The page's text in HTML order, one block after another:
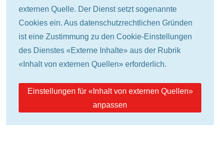
externen Quelle. Der Dienst setzt sogenannte
Cookies ein. Aus datenschutzrechtlichen Gründen
ist eine Zustimmung zu den Cookie-Einstellungen
des Dienstes «Externe Inhalte» aus der Rubrik
«Inhalt von externen Quellen» erforderlich.
Einstellungen für «Inhalt von externen Quellen»
anpassen